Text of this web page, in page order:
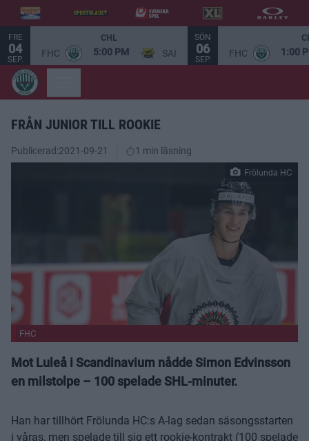
FRE
04
SEP.
CHL
FHC 5:00 PM SAI
SÖN
06
SEP.
FHC 1:00
FRÅN JUNIOR TILL ROOKIE
Publicerad:2021-09-21 1 min läsning
Frölunda HC
FHC
Mot Luleå i Scandinavium nådde Simon Edvinsson
en milstolpe – 100 spelade SHL-minuter.
Han har tillhört Frölunda HC:s A-lag sedan säsongsstarten
i våras, men spelade till sig ett rookie-kontrakt (100 spelade